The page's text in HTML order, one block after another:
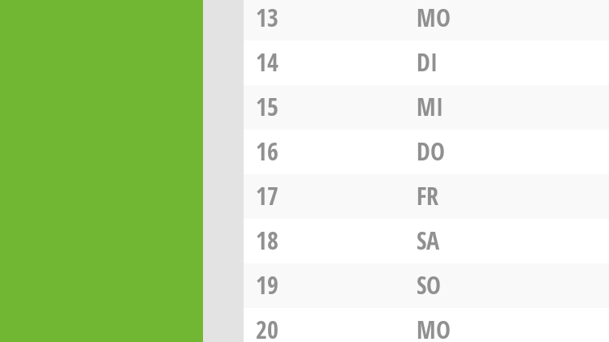
13
MO
14
DI
15
MI
16
DO
17
FR
18
SA
19
SO
20
MO